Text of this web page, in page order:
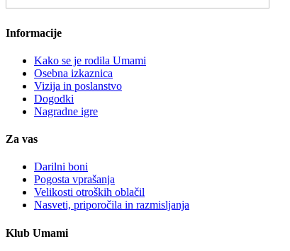
Informacije
Kako se je rodila Umami
Osebna izkaznica
Vizija in poslanstvo
Dogodki
Nagradne igre
Za vas
Darilni boni
Pogosta vprašanja
Velikosti otroških oblačil
Nasveti, priporočila in razmisljanja
Klub Umami